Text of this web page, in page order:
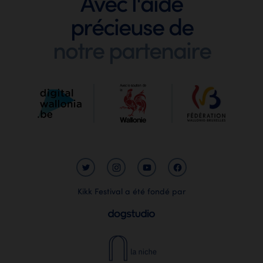
précieuse de
notre partenaire
Kikk Festival a été fondé par